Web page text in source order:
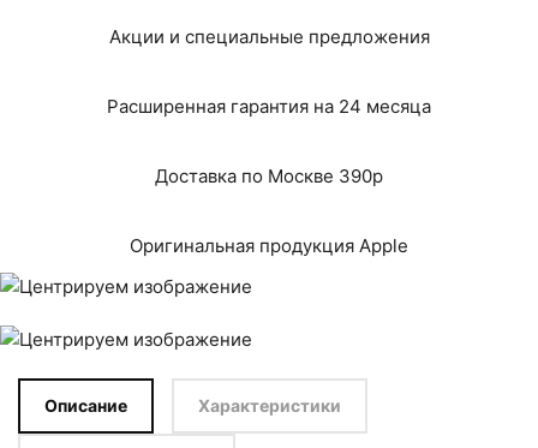
Акции и специальные предложения
Расширенная гарантия на 24 месяца
Доставка по Москве 390р
Оригинальная продукция Apple
Описание Характеристики